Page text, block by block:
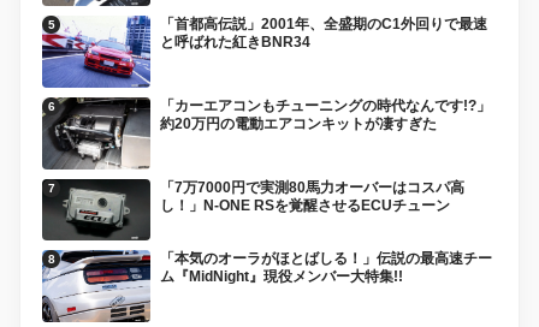
「首都高伝説」2001年、全盛期のC1外回りで最速
と呼ばれた紅きBNR34
「カーエアコンもチューニングの時代なんです!?」
約20万円の電動エアコンキットが凄すぎた
「7万7000円で実測80馬力オーバーはコスパ高
し！」N-ONE RSを覚醒させるECUチューン
「本気のオーラがほとばしる！」伝説の最高速チー
ム『MidNight』現役メンバー大特集!!